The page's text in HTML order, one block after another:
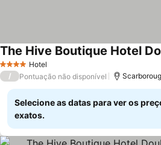
4 EstrelasHotel
/ Pontuação não disponível
Selecione as datas para ver os
exatos.